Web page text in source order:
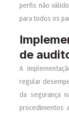
perfis não
para todos os
de
A
regular
da segurança
procedimentos